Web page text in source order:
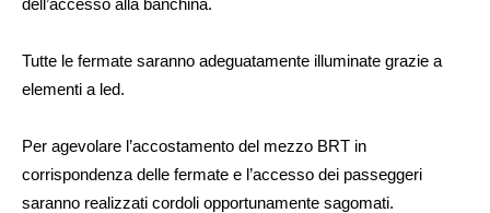
Tutte le fermate saranno adeguatamente illuminate grazie a
elementi a led.
Per agevolare l’accostamento del mezzo BRT in
corrispondenza delle fermate e l’accesso dei passeggeri
saranno realizzati cordoli opportunamente sagomati.